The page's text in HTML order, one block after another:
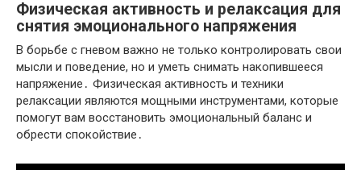
Физическая активность и релаксация для
снятия эмоционального напряжения
В борьбе с гневом важно не только контролировать свои
мысли и поведение, но и уметь снимать накопившееся
напряжение․ Физическая активность и техники
релаксации являются мощными инструментами, которые
помогут вам восстановить эмоциональный баланс и
обрести спокойствие․